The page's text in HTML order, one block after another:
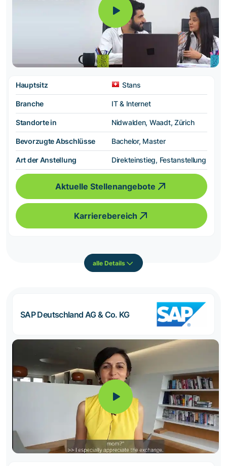
Hauptsitz Stans
Branche IT & Internet
Standorte in Nidwalden, Waadt, Zürich
Bevorzugte Abschlüsse Bachelor, Master
Art der Anstellung Direkteinstieg, Festanstellung
Aktuelle Stellenangebote
Karrierebereich
alle Details
SAP Deutschland AG & Co. KG